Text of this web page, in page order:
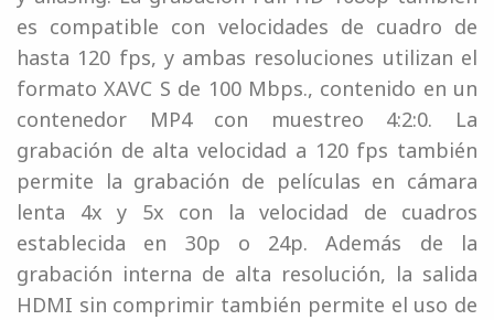
es compatible con velocidades de cuadro de
hasta 120 fps, y ambas resoluciones utilizan el
formato XAVC S de 100 Mbps., contenido en un
contenedor MP4 con muestreo 4:2:0. La
grabación de alta velocidad a 120 fps también
permite la grabación de películas en cámara
lenta 4x y 5x con la velocidad de cuadros
establecida en 30p o 24p. Además de la
grabación interna de alta resolución, la salida
HDMI sin comprimir también permite el uso de